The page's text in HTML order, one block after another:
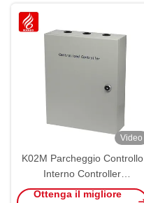
Video
K02M Parcheggio Controllo
Interno Controller
centralizzato PGS Core
Ottenga il migliore